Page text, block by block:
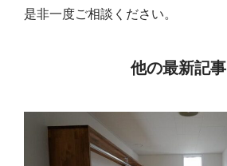
是非一度ご相談ください。
他の最新記事